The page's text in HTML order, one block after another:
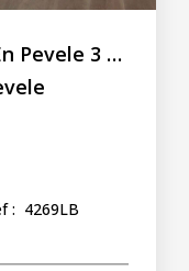
Appartement Templeuve En Pevele 3 pièces 62 m2
: 4269LB